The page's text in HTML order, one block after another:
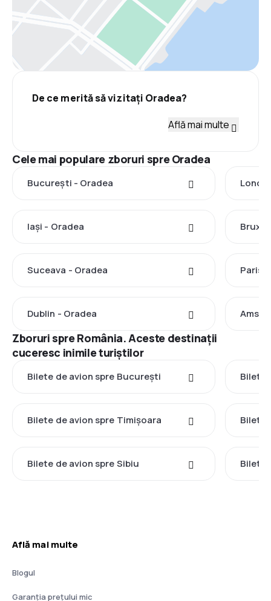
De ce merită să vizitați Oradea?
Află mai multe
Cele mai populare zboruri spre Oradea
București - Oradea
Iași - Oradea
Suceava - Oradea Paris
Dublin - Oradea
Zboruri spre România. Aceste destinații
cuceresc inimile turiștilor
Bilete de avion spre București Bilete
Bilete de avion spre Timișoara Bilete
Bilete de avion spre Sibiu Bilete
Află mai multe
Blogul
Garanția prețului mic